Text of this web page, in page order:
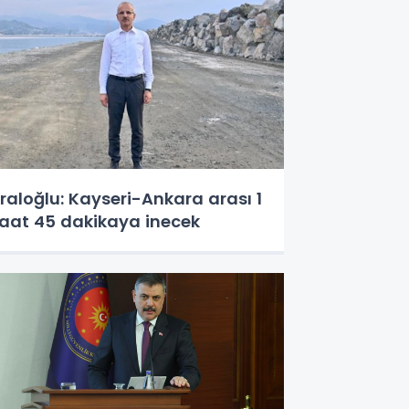
Kayseri-Ankara arası 1
45 dakikaya inecek